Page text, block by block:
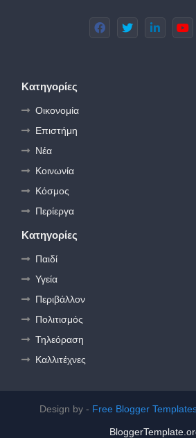
Κατηγορίες
Οικονομία
Επιστήμη
Νέα
Κοινωνία
Κόσμος
Περίεργα
Κατηγορίες
Παιδί
Υγεία
Περιβάλλον
Πολιτισμός
Τηλεόραση
Καλλιτέχνες
Design by - Free Blogger